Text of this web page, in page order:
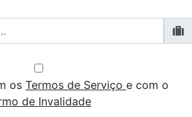
os Termos de Serviço e com o
de Invalidade